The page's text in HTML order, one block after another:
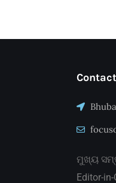
ମୁଖ୍ୟ
Editor-